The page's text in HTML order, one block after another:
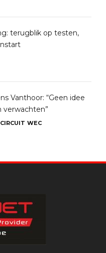
terugblik op testen,
Vanthoor: “Geen idee
CIRCUIT WEC